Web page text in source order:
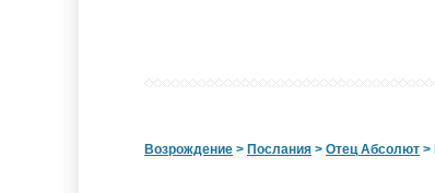
Возрождение > Послания > Отец Абсолют >